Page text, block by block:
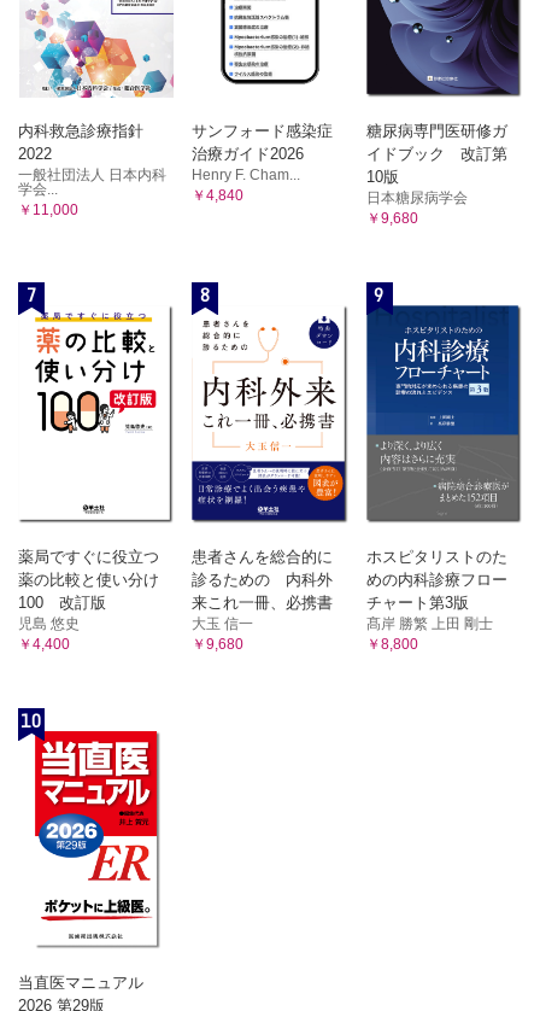
内科救急診療指針
2022
一般社団法人 日本内科
学会...
￥11,000
サンフォード感染症
治療ガイド2026
Henry F. Cham...
￥4,840
糖尿病専門医研修ガ
イドブック 改訂第
10版
日本糖尿病学会
￥9,680
7
薬局ですぐに役立つ
薬の比較と使い分け
100 改訂版
児島 悠史
￥4,400
8
患者さんを総合的に
診るための 内科外
来これ一冊、必携書
大玉 信一
￥9,680
9
ホスピタリストのた
めの内科診療フロー
チャート第3版
髙岸 勝繁 上田 剛士
￥8,800
10
当直医マニュアル
2026 第29版